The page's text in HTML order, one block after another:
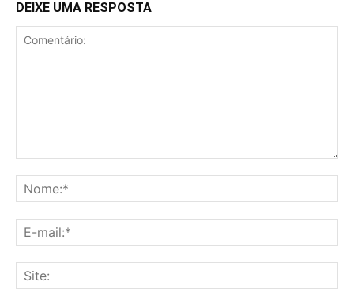
DEIXE UMA RESPOSTA